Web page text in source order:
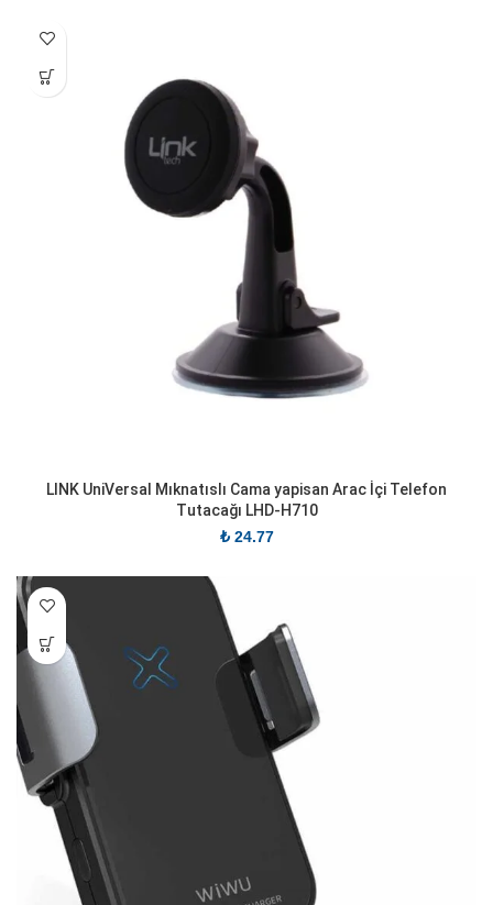
LINK UniVersal Mıknatıslı Cama yapisan Arac İçi Telefon
Tutacağı LHD-H710
₺24.77